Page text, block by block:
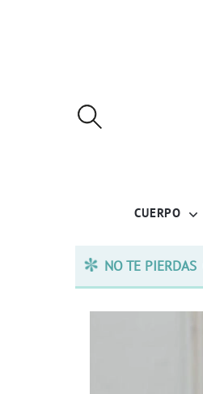
CUERPO
NO TE PIERDAS